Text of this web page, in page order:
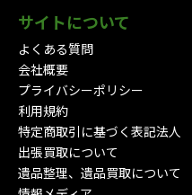
サイトについて
よくある質問
会社概要
プライバシーポリシー
利用規約
特定商取引に基づく表記法人
出張買取について
遺品整理、遺品買取について